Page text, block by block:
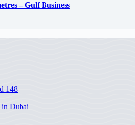
– Gulf Business
148
in Dubai